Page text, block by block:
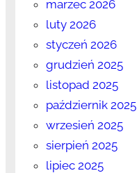
marzec 2026
luty 2026
styczeń 2026
grudzień 2025
listopad 2025
październik 2025
wrzesień 2025
sierpień 2025
lipiec 2025